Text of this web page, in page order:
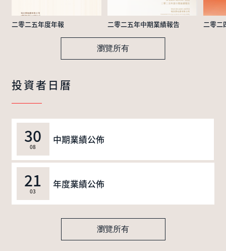
二零二五年度年報 二零二五年中期業績報告 二零二
瀏覽所有
投資者日曆
30
08
中期業績公佈
21
03
年度業績公佈
瀏覽所有